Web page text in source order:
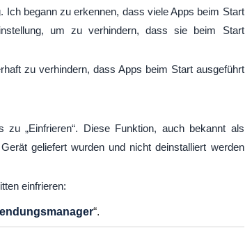
begann zu erkennen, dass viele Apps beim Start
um zu verhindern, dass sie beim Start
zu verhindern, dass Apps beim Start ausgeführt
zu „Einfrieren“. Diese Funktion, auch bekannt als
geliefert wurden und nicht deinstalliert werden
einfrieren:
“.